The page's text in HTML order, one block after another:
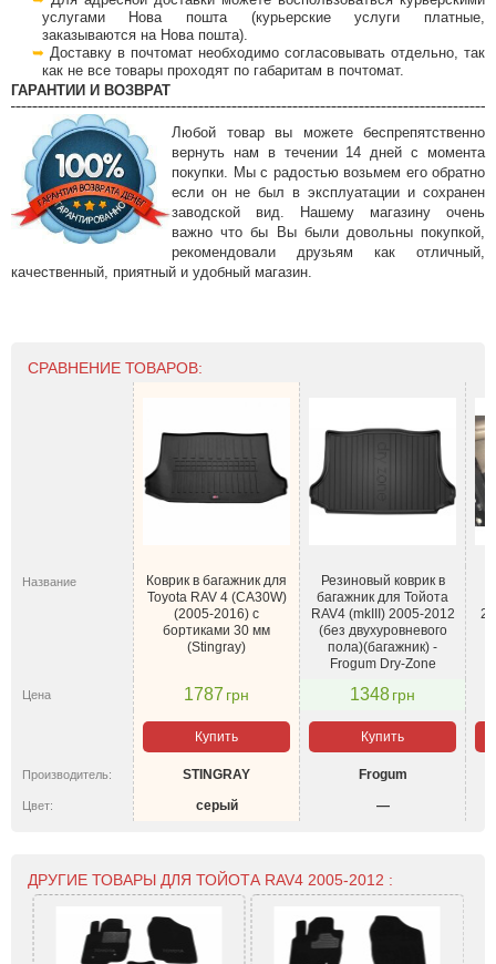
услугами Нова пошта (курьерские услуги платные,
заказываются на Нова пошта).
Доставку в почтомат необходимо согласовывать отдельно, так
как не все товары проходят по габаритам в почтомат.
ГАРАНТИИ И ВОЗВРАТ
Любой товар вы можете беспрепятственно
вернуть нам в течении 14 дней с момента
покупки. Мы с радостью возьмем его обратно
если он не был в эксплуатации и сохранен
заводской вид. Нашему магазину очень
важно что бы Вы были довольны покупкой,
рекомендовали друзьям как отличный,
качественный, приятный и удобный магазин.
СРАВНЕНИЕ ТОВАРОВ:
Название
Коврик в багажник для
Toyota RAV 4 (CA30W)
(2005-2016) с
бортиками 30 мм
(Stingray)
Резиновый коврик в
багажник для Тойота
RAV4 (mkIII) 2005-2012
(без двухуровневого
пола)(багажник) -
Frogum Dry-Zone
Цена 1787 грн 1348грн
Купить Купить
Производитель: STINGRAY Frogum
Цвет: серый —
ДРУГИЕ ТОВАРЫ ДЛЯ ТОЙОТА RAV4 2005-2012 :